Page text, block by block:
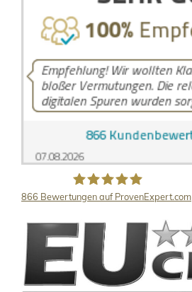
LB Detektive GmbH
866 Bewertungen auf ProvenExpert.com